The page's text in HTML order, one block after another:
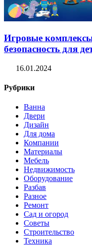
Игровые
безопасность для
16.01.2024
Рубрики
Ванна
Двери
Дизайн
Для дома
Компании
Материалы
Мебель
Недвижимость
Оборудование
Разбав
Разное
Ремонт
Сад и огород
Советы
Строительство
Техника